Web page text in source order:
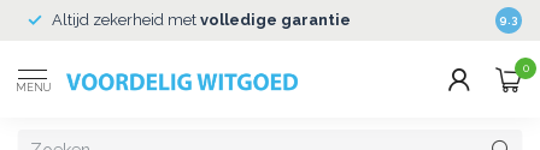
Altijd zekerheid met volledige garantie 9.3
MENU
0